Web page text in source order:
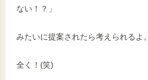
ない！？」
みたいに提案されたら考えられるよ。
全く！(笑)